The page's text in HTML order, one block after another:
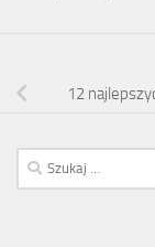
12
Szukaj: